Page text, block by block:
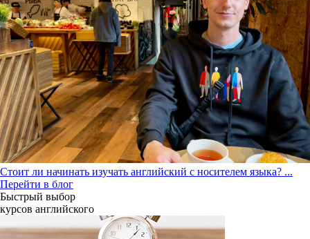
Стоит ли начинать изучать английский с носителем языка? ...
Перейти в блог
Быстрый выбор
курсов английcкого